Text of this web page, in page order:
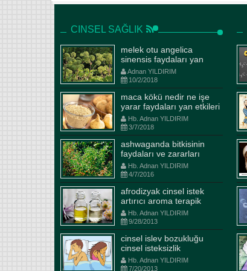
Ramazan şerbeti Ma-i cari
Şerbeti ve dadal çayı tarifi
Hb. Adnan YILDIRIM 5/27/2017
RAMAZAN İÇİN İFTAR SONRASI
ŞERBET SAHUR ÖNCESİ ÇAY
Öncelikle Hafızoğlu baharat ailesi
olarak tüm islam aleminin
ramazanının hayırlara vesile
olmasını Yüce Yaradandan niyaz
ediyoruz. Bu topraklarda diğ...
CINSEL SAĞLIK
melek otu angelica
sinensis faydaları yan
etkiler kullanım şekli
Adnan YILDIRIM
10/2/2018
maca kökü nedir ne işe
yarar faydaları yan etkileri
ve kullanım dozajları
ilaçlarla etkileşimi
Hb. Adnan YILDIRIM
3/7/2018
ashwaganda bitkisinin
faydaları ve zararları
Hb. Adnan YILDIRIM
4/7/2016
afrodizyak cinsel istek
artırıcı aroma terapik
yağlar
Hb. Adnan YILDIRIM
9/28/2013
cinsel islev bozukluğu
cinsel isteksizlik
Hb. Adnan YILDIRIM
7/20/2013